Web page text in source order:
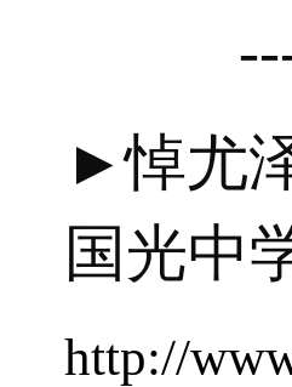
►悼尤
国光中
http://